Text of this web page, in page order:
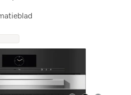
gratis levering